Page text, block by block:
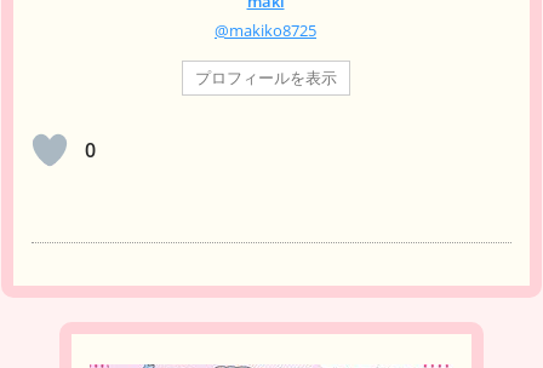
@makiko8725
プロフィールを表示
0